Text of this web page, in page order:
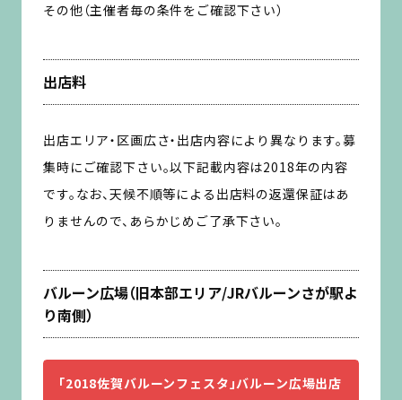
その他（主催者毎の条件をご確認下さい）
出店料
出店エリア・区画広さ・出店内容により異なります。募
集時にご確認下さい。以下記載内容は2018年の内容
です。なお、天候不順等による出店料の返還保証はあ
りませんので、あらかじめご了承下さい。
バルーン広場（旧本部エリア/JRバルーンさが駅よ
り南側）
「2018佐賀バルーンフェスタ」バルーン広場出店